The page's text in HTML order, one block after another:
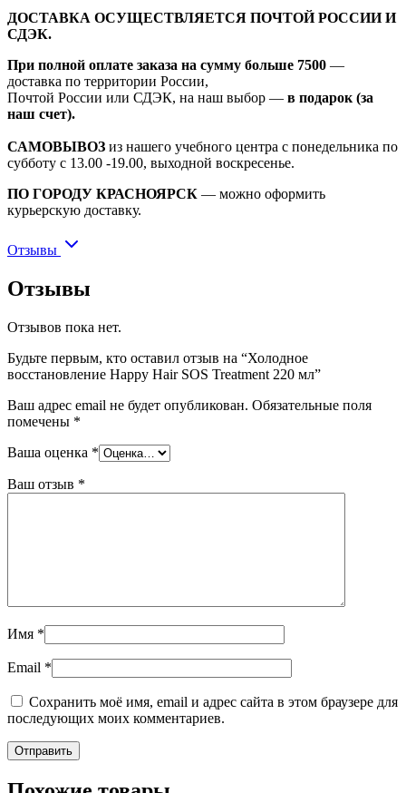
ДОСТАВКА ОСУЩЕСТВЛЯЕТСЯ ПОЧТОЙ РОССИИ И
СДЭК.
При полной оплате заказа на сумму больше 7500 —
доставка по территории России,
Почтой России или СДЭК, на наш выбор — в подарок (за
наш счет).
САМОВЫВОЗ из нашего учебного центра с понедельника по
субботу с 13.00 -19.00, выходной воскресенье.
ПО ГОРОДУ КРАСНОЯРСК — можно оформить
курьерскую доставку.
Отзывы
Отзывы
Отзывов пока нет.
Будьте первым, кто оставил отзыв на “Холодное
восстановление Happy Hair SOS Treatment 220 мл”
Ваш адрес email не будет опубликован. Обязательные поля
помечены *
Ваша оценка *
Ваш отзыв *
Имя *
Email *
Сохранить моё имя, email и адрес сайта в этом браузере для
последующих моих комментариев.